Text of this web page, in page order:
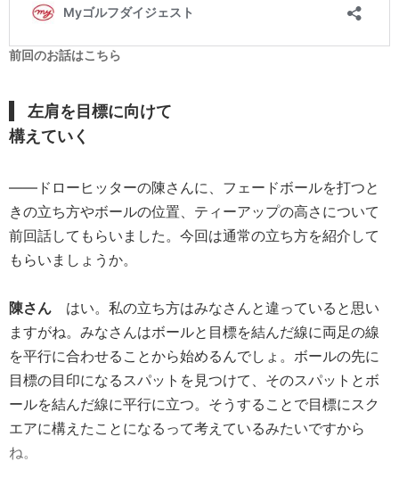
前回のお話はこちら
左肩を目標に向けて
構えていく
――ドローヒッターの陳さんに、フェードボールを打つと
きの立ち方やボールの位置、ティーアップの高さについて
前回話してもらいました。今回は通常の立ち方を紹介して
もらいましょうか。
陳さん はい。私の立ち方はみなさんと違っていると思い
ますがね。みなさんはボールと目標を結んだ線に両足の線
を平行に合わせることから始めるんでしょ。ボールの先に
目標の目印になるスパットを見つけて、そのスパットとボ
ールを結んだ線に平行に立つ。そうすることで目標にスク
エアに構えたことになるって考えているみたいですから
ね。